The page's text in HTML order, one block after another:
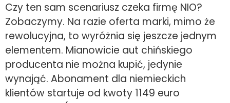
Czy ten sam scenariusz czeka firmę NIO?
Zobaczymy. Na razie oferta marki, mimo że
rewolucyjna, to wyróżnia się jeszcze jednym
elementem. Mianowicie aut chińskiego
producenta nie można kupić, jedynie
wynająć. Abonament dla niemieckich
klientów startuje od kwoty 1149 euro